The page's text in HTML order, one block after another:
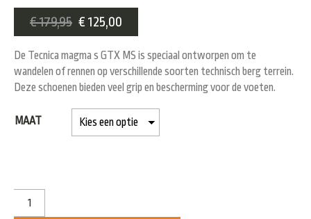
€179,95 € 125,00
De Tecnica magma s GTX MS is speciaal ontworpen om te
wandelen of rennen op verschillende soorten technisch berg terrein.
Deze schoenen bieden veel grip en bescherming voor de voeten.
MAAT